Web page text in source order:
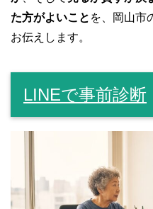
た方がよいこと を、岡山市
お伝えします。
LINEで事前診断